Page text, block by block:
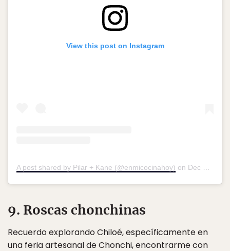
View this post on Instagram
A post shared by Pilar + Kane (@enmicocinahoy) on Dec 22, 2017 at 12:30pm PST
9. Roscas chonchinas
Recuerdo explorando Chiloé, específicamente en
una feria artesanal de Chonchi, encontrarme con